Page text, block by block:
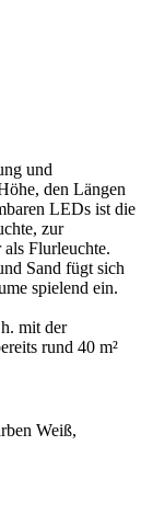
und
den Längen
LEDs ist die
zur
Flurleuchte.
Sand fügt sich
spielend ein.
mit der
rund 40 m²
Weiß,